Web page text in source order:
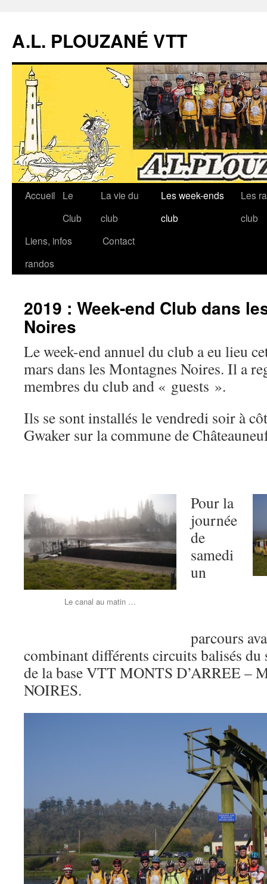
A.L. PLOUZANÉ VTT
Aller
contenu
Accueil
Le
Club
La vie du
club
Les week-ends
club
Les
club
Liens, infos
randos
Contact
2019 : Week-end Club dans
Noires
Le week-end annuel du club a eu lieu
mars dans les Montagnes Noires. Il a
membres du club and « guests ».
Ils se sont installés le vendredi soir à
Gwaker sur la commune de
Le canal au matin …
Pour la
journée
de
samedi
un
parcours
combinant différents circuits balisés du
de la base VTT MONTS D’ARREE –
NOIRES.